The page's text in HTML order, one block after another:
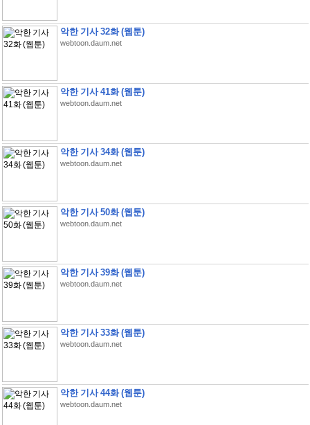
악한 기사 32화 (웹툰)
webtoon.daum.net
악한 기사 41화 (웹툰)
webtoon.daum.net
악한 기사 34화 (웹툰)
webtoon.daum.net
악한 기사 50화 (웹툰)
webtoon.daum.net
악한 기사 39화 (웹툰)
webtoon.daum.net
악한 기사 33화 (웹툰)
webtoon.daum.net
악한 기사 44화 (웹툰)
webtoon.daum.net